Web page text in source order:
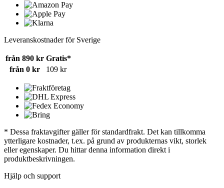
Leveranskostnader för Sverige
från 890 kr Gratis*
från 0 kr
109 kr
* Dessa fraktavgifter gäller för standardfrakt. Det kan tillkomma
ytterligare kostnader, t.ex. på grund av produkternas vikt, storlek
eller egenskaper. Du hittar denna information direkt i
produktbeskrivningen.
Hjälp och support